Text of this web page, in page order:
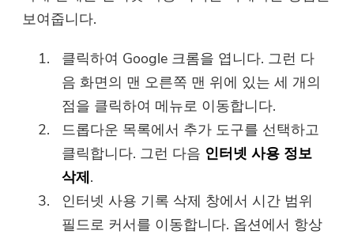
보여줍니다.
클릭하여 Google 크롬을 엽니다. 그런 다
음 화면의 맨 오른쪽 맨 위에 있는 세 개의
점을 클릭하여 메뉴로 이동합니다.
드롭다운 목록에서 추가 도구를 선택하고
클릭합니다. 그런 다음 인터넷 사용 정보
삭제.
인터넷 사용 기록 삭제 창에서 시간 범위
필드로 커서를 이동합니다. 옵션에서 항상